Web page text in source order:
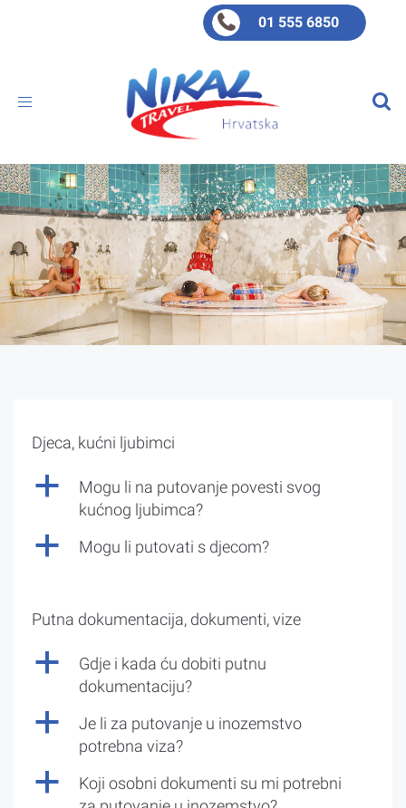
01 555 6850
Toggle
Djeca, kućni ljubimci
a
Mogu li na putovanje povesti svog
kućnog ljubimca?
a Mogu li putovati s djecom?
Putna dokumentacija, dokumenti, vize
a
Gdje i kada ću dobiti putnu
dokumentaciju?
a
Je li za putovanje u inozemstvo
potrebna viza?
a
Koji osobni dokumenti su mi potrebni